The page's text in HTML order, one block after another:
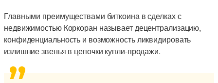
Главными преимуществами биткоина в сделках с
недвижимостью Коркоран называет децентрализацию,
конфиденциальность и возможность ликвидировать
излишние звенья в цепочки купли-продажи.